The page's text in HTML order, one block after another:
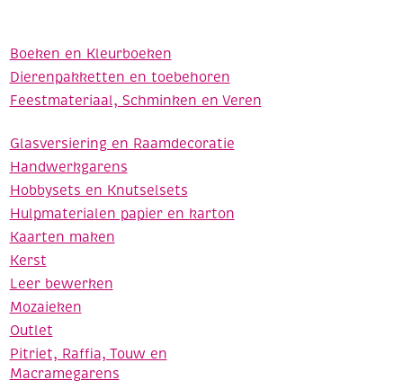
Boeken en Kleurboeken
Dierenpakketten en toebehoren
Feestmateriaal, Schminken en Veren
Glasversiering en Raamdecoratie
Handwerkgarens
Hobbysets en Knutselsets
Hulpmaterialen papier en karton
Kaarten maken
Kerst
Leer bewerken
Mozaieken
Outlet
Pitriet, Raffia, Touw en
Macramegarens